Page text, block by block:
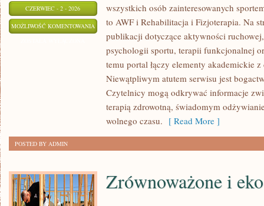
CZERWIEC - 2 - 2026
MOŻLIWOŚĆ KOMENTOWANIA PSYCHOLOGIA
SPORTU
wszystkich osób zainteresowanych
to AWF i Rehabilitacja i Fizjoterapia. Na
publikacji dotyczące aktywności
psychologii sportu, terapii funkcjonalnej
temu portal łączy elementy akademickie
Niewątpliwym atutem serwisu jest
Czytelnicy mogą odkrywać informacje
terapią zdrowotną, świadomym
wolnego czasu. [ Read More ]
POSTED BY ADMIN
Zrównoważone i